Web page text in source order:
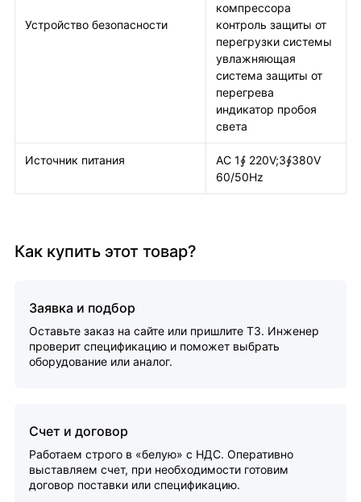
Устройство безопасности
компрессора
контроль защиты от
перегрузки системы
увлажняющая
система защиты от
перегрева
индикатор пробоя
света
Источник питания
AC 1∮ 220V;3∮380V
60/50Hz
Как купить этот товар?
Заявка и подбор
Оставьте заказ на сайте или пришлите ТЗ. Инженер
проверит спецификацию и поможет выбрать
оборудование или аналог.
Счет и договор
Работаем строго в «белую» с НДС. Оперативно
выставляем счет, при необходимости готовим
договор поставки или спецификацию.